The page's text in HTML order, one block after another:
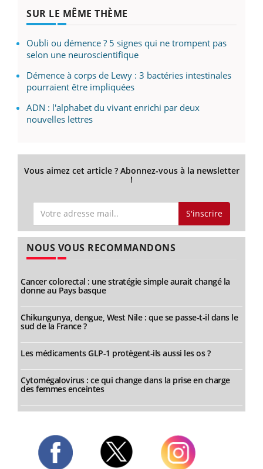
SUR LE MÊME THÈME
Oubli ou démence ? 5 signes qui ne trompent pas
selon une neuroscientifique
Démence à corps de Lewy : 3 bactéries intestinales
pourraient être impliquées
ADN : l'alphabet du vivant enrichi par deux
nouvelles lettres
Vous aimez cet article ? Abonnez-vous à la newsletter
!
S'inscrire
NOUS VOUS RECOMMANDONS
Cancer colorectal : une stratégie simple aurait changé la
donne au Pays basque
Chikungunya, dengue, West Nile : que se passe-t-il dans le
sud de la France ?
Les médicaments GLP-1 protègent-ils aussi les os ?
Cytomégalovirus : ce qui change dans la prise en charge
des femmes enceintes